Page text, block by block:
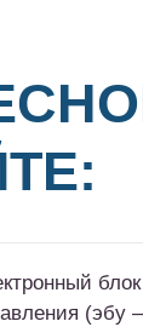
блок
(эбу